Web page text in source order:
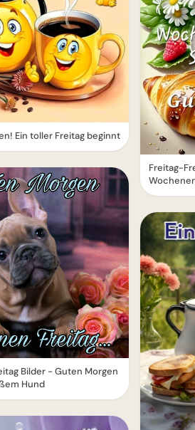
Ein toller Freitag beginnt
Bilder - Guten Morgen
Hund
Freitag-